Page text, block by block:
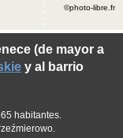
(de mayor a
y al barrio
habitantes.
©photo-libre.fr